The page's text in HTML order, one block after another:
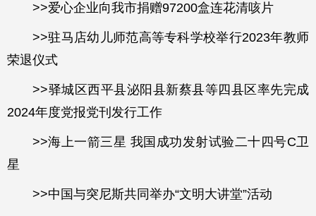
>>爱心企业向我市捐赠97200盒连花清咳片
>>驻马店幼儿师范高等专科学校举行2023年教师
荣退仪式
>>驿城区西平县泌阳县新蔡县等四县区率先完成
2024年度党报党刊发行工作
>>海上一箭三星 我国成功发射试验二十四号C卫
星
>>中国与突尼斯共同举办“文明大讲堂”活动